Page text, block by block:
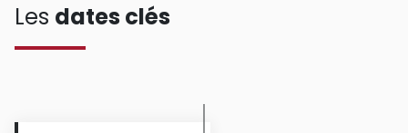
Les dates clés